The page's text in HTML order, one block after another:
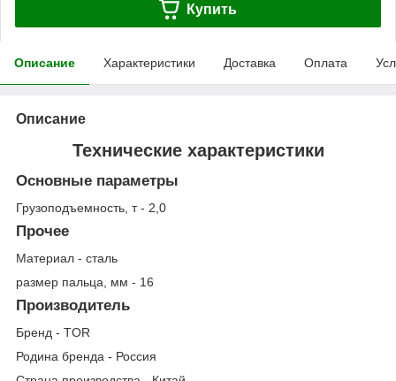
Купить
Описание Характеристики Доставка Оплата
Описание
Технические характеристики
Основные параметры
Грузоподъемность, т - 2,0
Прочее
Материал - сталь
размер пальца, мм - 16
Производитель
Бренд - TOR
Родина бренда - Россия